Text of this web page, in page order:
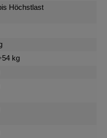
Höchstlast
kg